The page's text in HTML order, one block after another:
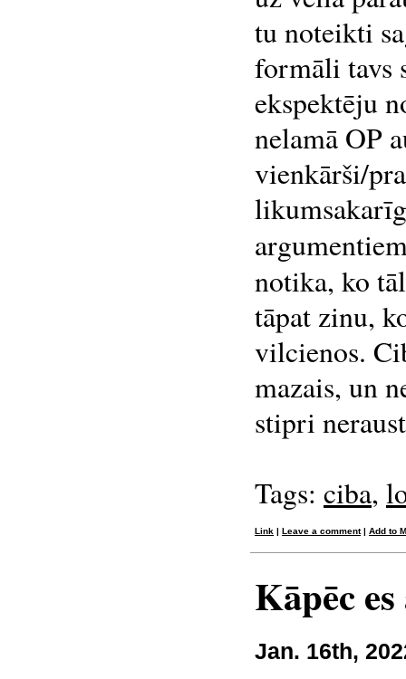
tu noteikti
formāli tavs
ekspektēju
nelamā OP
vienkārši/
notika, ko
tāpat zinu,
vilcienos.
mazais, un
stipri
Tags: ciba,
Link | Leave a comment| Add to
Kāpēc
Jan. 16th,